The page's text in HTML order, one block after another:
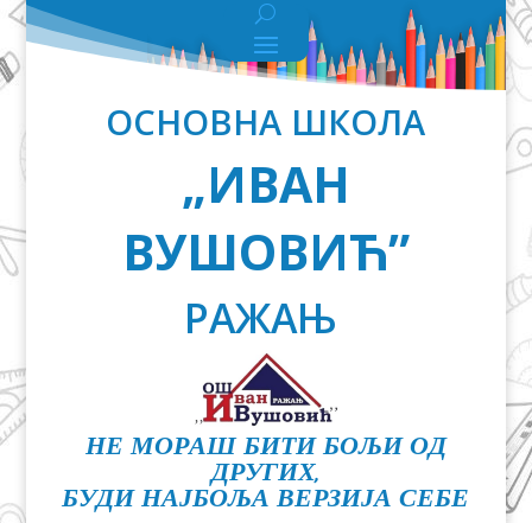
ОСНОВНА ШКОЛА
„ИВАН
ВУШОВИЋ”
РАЖАЊ
НЕ МОРАШ БИТИ БОЉИ ОД
ДРУГИХ,
БУДИ НАЈБОЉА ВЕРЗИЈА СЕБЕ